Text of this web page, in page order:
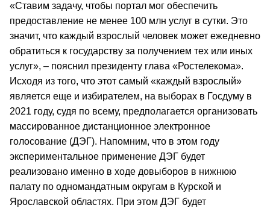
«Ставим задачу, чтобы портал мог обеспечить
предоставление не менее 100 млн услуг в сутки. Это
значит, что каждый взрослый человек может ежедневно
обратиться к государству за получением тех или иных
услуг», – пояснил президенту глава «Ростелекома».
Исходя из того, что этот самый «каждый взрослый»
является еще и избирателем, на выборах в Госдуму в
2021 году, судя по всему, предполагается организовать
массированное дистанционное электронное
голосование (ДЭГ). Напомним, что в этом году
экспериментальное применение ДЭГ будет
реализовано именно в ходе довыборов в нижнюю
палату по одномандатным округам в Курской и
Ярославской областях. При этом ДЭГ будет